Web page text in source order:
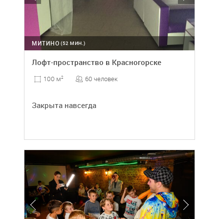
(52 МИН.)
МИТИНО
Лофт-пространство в Красногорске
100 м2 60 человек
Закрыта навсегда